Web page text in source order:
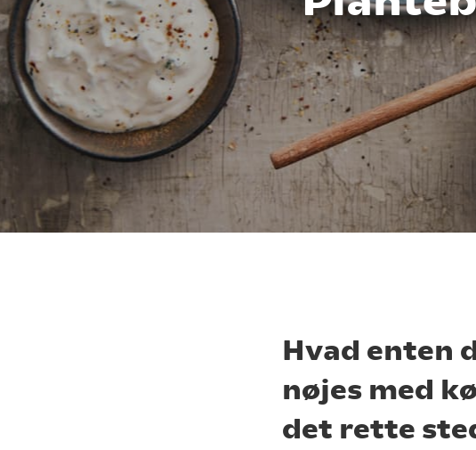
Hvad enten
nøjes med
det rette